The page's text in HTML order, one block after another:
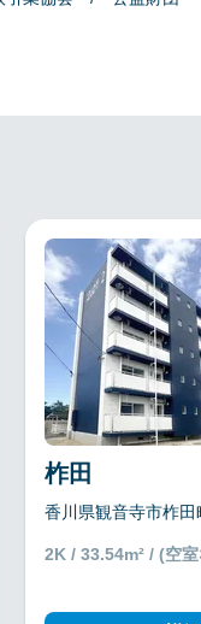
柞田
香川県観音寺市柞
2K / 33.54m² / (空